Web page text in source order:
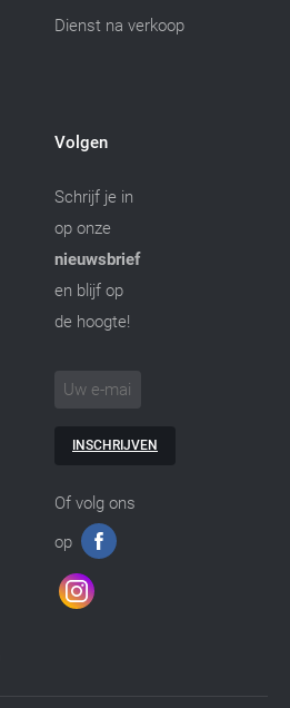
Dienst na verkoop
Volgen
Schrijf je in
op onze
nieuwsbrief
en blijf op
de hoogte!
INSCHRIJVEN
Of volg ons
op